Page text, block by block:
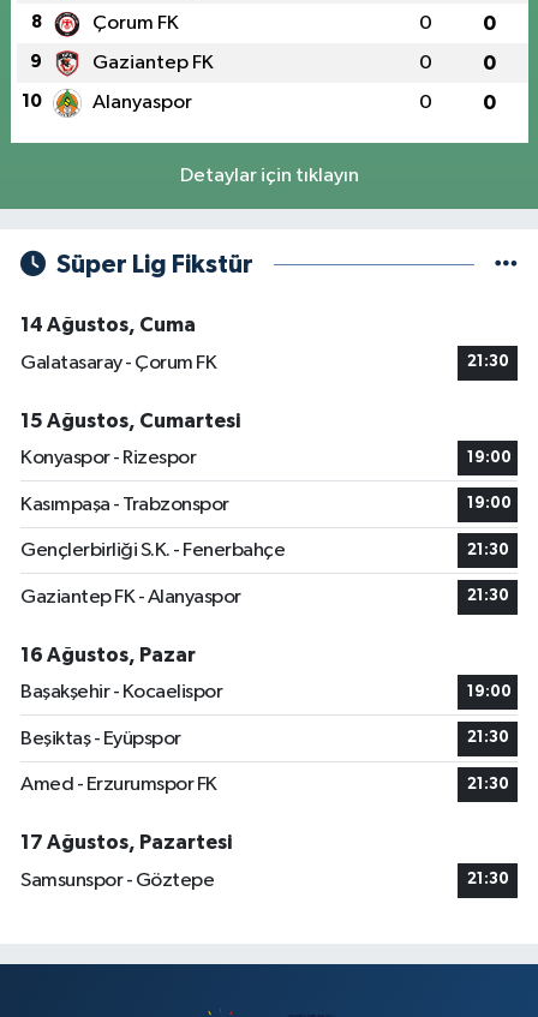
8 Çorum FK 0 0
9 Gaziantep FK 0 0
10 Alanyaspor 0 0
Detaylar için tıklayın
Süper Lig Fikstür
14 Ağustos, Cuma
Galatasaray - Çorum FK
21:30
15 Ağustos, Cumartesi
Konyaspor - Rizespor
19:00
Kasımpaşa - Trabzonspor 19:00
Gençlerbirliği S.K. - Fenerbahçe 21:30
Gaziantep FK - Alanyaspor 21:30
16 Ağustos, Pazar
Başakşehir - Kocaelispor
19:00
Beşiktaş - Eyüpspor 21:30
Amed - Erzurumspor FK 21:30
17 Ağustos, Pazartesi
Samsunspor - Göztepe
21:30